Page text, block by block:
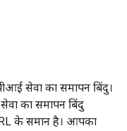
सेवा का समापन बिंदु।
का समापन बिंदु
के समान है। आपका